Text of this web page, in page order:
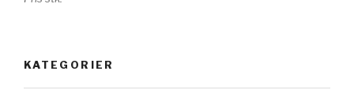
KATEGORIER